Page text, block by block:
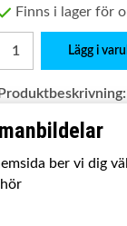
Finns i lager för
Lägg i
Produktbeskrivning:
Dodge
Ny
ber vi dig